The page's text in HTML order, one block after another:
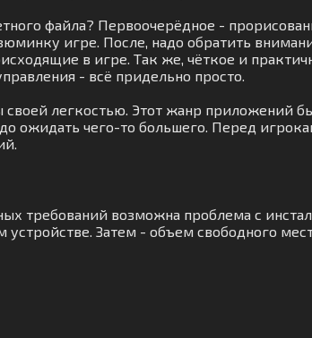
файла? Первоочерёдное -
игре. После, надо обратить
в игре. Так же, чёткое и
- всё придельно просто.
своей легкостью. Этот жанр приложений
ожидать чего-то большего. Перед
требований возможна проблема с
Затем - объем свободного